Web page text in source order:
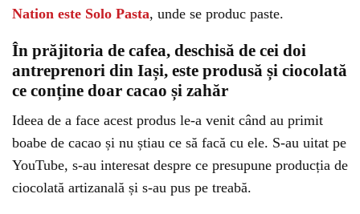
Nation este Solo Pasta, unde se produc paste.
În prăjitoria de cafea, deschisă de cei doi
antreprenori din Iași, este produsă și ciocolată
ce conține doar cacao și zahăr
Ideea de a face acest produs le-a venit când au primit
boabe de cacao și nu știau ce să facă cu ele. S-au uitat pe
YouTube, s-au interesat despre ce presupune producția de
ciocolată artizanală și s-au pus pe treabă.